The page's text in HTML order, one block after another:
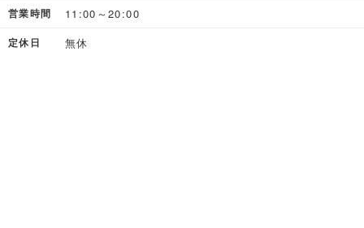
営業時間 11:00～20:00
定休日 無休